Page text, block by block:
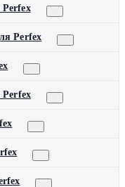
Perfex
Perfex
Perfex